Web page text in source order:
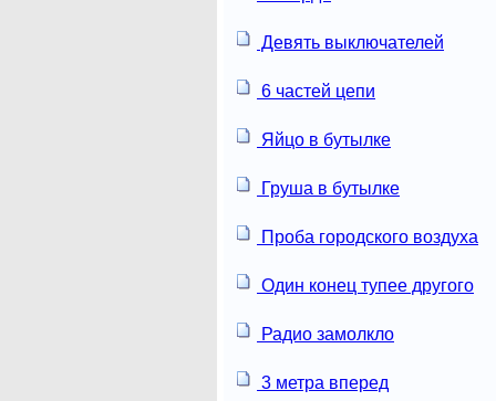
Девять выключателей
6 частей цепи
Яйцо в бутылке
Груша в бутылке
Проба городского воздуха
Один конец тупее другого
Радио замолкло
3 метра вперед